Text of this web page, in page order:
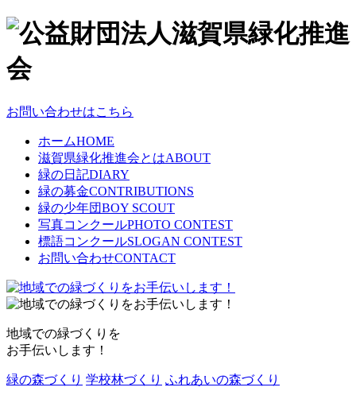
お問い合わせはこちら
ホームHOME
滋賀県緑化推進会とはABOUT
緑の日記DIARY
緑の募金CONTRIBUTIONS
緑の少年団BOY SCOUT
写真コンクールPHOTO CONTEST
標語コンクールSLOGAN CONTEST
お問い合わせCONTACT
地域での緑づくりを
お手伝いします！
緑の森づくり 学校林づくり ふれあいの森づくり